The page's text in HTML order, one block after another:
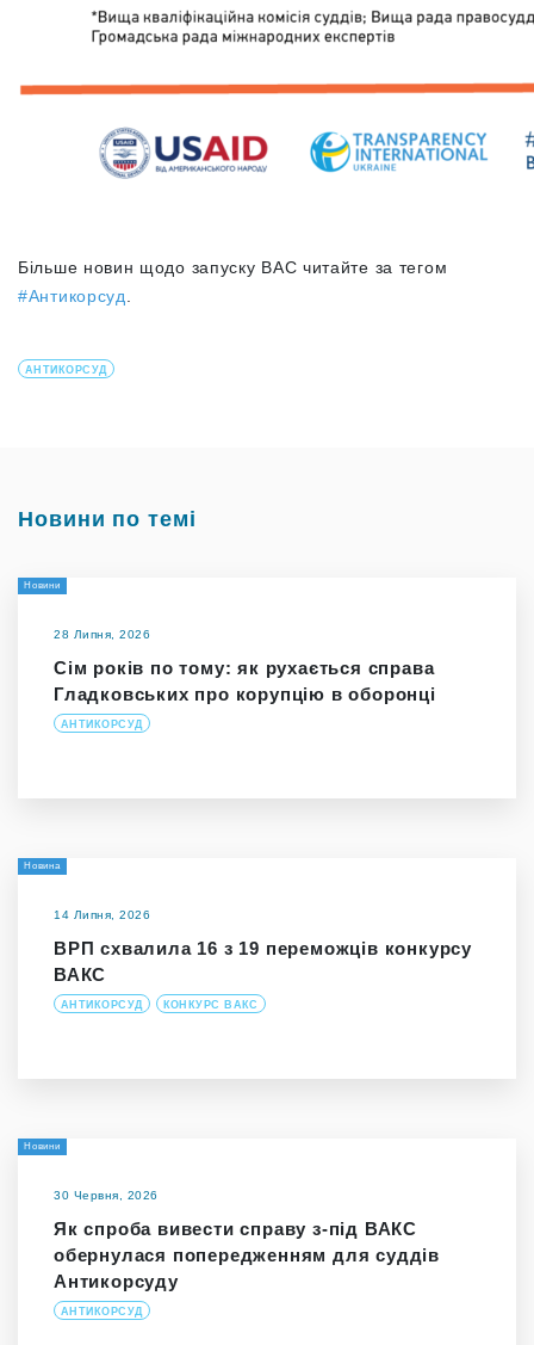
Більше новин щодо запуску ВАС читайте за тегом
#Антикорсуд
АНТИКОРСУД
Новини по темі
Новини
28 Липня, 2026
Сім років по тому: як рухається справа
Гладковських про корупцію в оборонці
АНТИКОРСУД
Новина
14 Липня, 2026
ВРП схвалила 16 з 19 переможців конкурсу
ВАКС
АНТИКОРСУД КОНКУРС ВАКС
Новини
30 Червня, 2026
Як спроба вивести справу з-під ВАКС
обернулася попередженням для суддів
Антикорсуду
АНТИКОРСУД